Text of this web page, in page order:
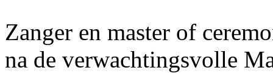
Zanger en master of
na de verwachtingsvolle